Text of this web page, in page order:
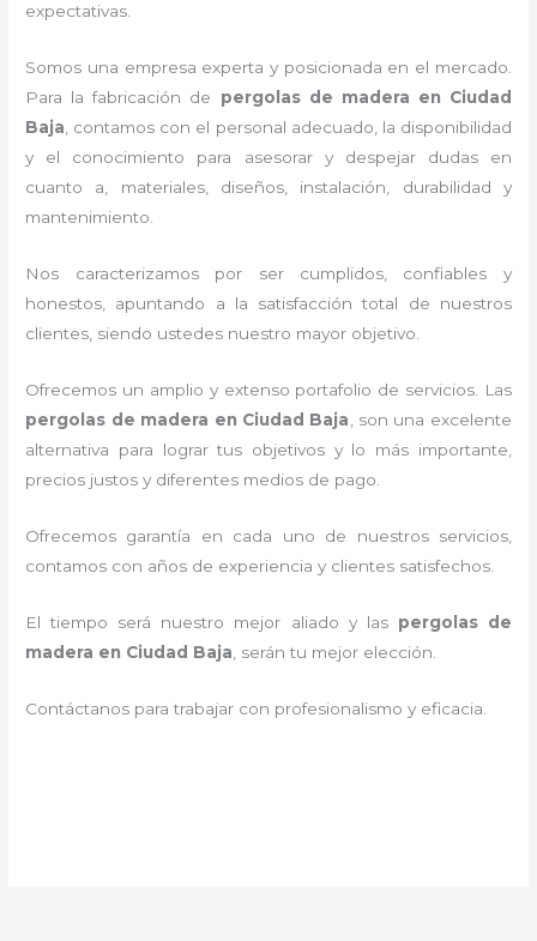
expectativas.
Somos una empresa experta y posicionada en el mercado.
Para la fabricación de pergolas de madera en Ciudad
Baja, contamos con el personal adecuado, la disponibilidad
y el conocimiento para asesorar y despejar dudas en
cuanto a, materiales, diseños, instalación, durabilidad y
mantenimiento.
Nos caracterizamos por ser cumplidos, confiables y
honestos, apuntando a la satisfacción total de nuestros
clientes, siendo ustedes nuestro mayor objetivo.
Ofrecemos un amplio y extenso portafolio de servicios. Las
pergolas de madera en Ciudad Baja , son una excelente
alternativa para lograr tus objetivos y lo más importante,
precios justos y diferentes medios de pago.
Ofrecemos garantía en cada uno de nuestros servicios,
contamos con años de experiencia y clientes satisfechos.
El tiempo será nuestro mejor aliado y las pergolas de
madera en Ciudad Baja , serán tu mejor elección.
Contáctanos para trabajar con profesionalismo y eficacia.